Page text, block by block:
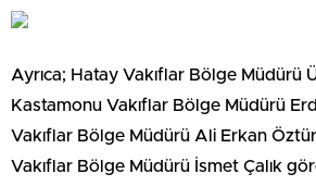
Ayrıca; Hatay Vakıflar Bölge Müdürü
Kastamonu Vakıflar Bölge Müdürü
Vakıflar Bölge Müdürü Ali Erkan
Vakıflar Bölge Müdürü İsmet Çalık